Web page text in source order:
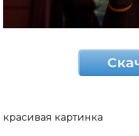
красивая картинка